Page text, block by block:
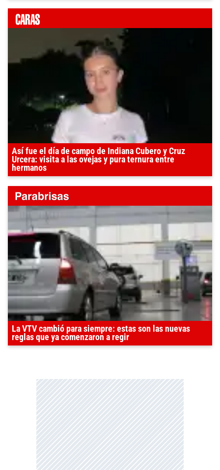
Así fue el día de campo de Indiana Cubero y Cruz
Urcera: visita a las ovejas y pura ternura entre
hermanos
La VTV cambió para siempre: estas son las nuevas
reglas que ya comenzaron a regir